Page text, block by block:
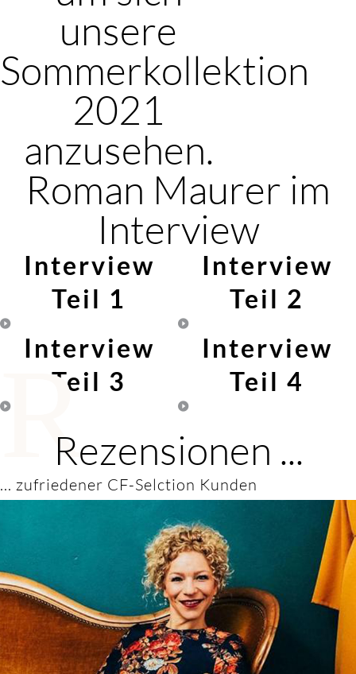
unsere
Sommerkollektion
2021
anzusehen.
Roman Maurer im
Interview
Interview
Teil 1
Interview
Teil 2
Interview
Teil 3
Interview
Teil 4
RRezensionen ...
... zufriedener CF-Selction Kunden